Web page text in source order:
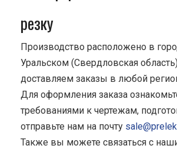
резку
Производство расположено в
Уральском (Свердловская
доставляем заказы в любой
Для оформления заказа
требованиями к чертежам,
отправьте нам на почту
Также вы можете связаться с